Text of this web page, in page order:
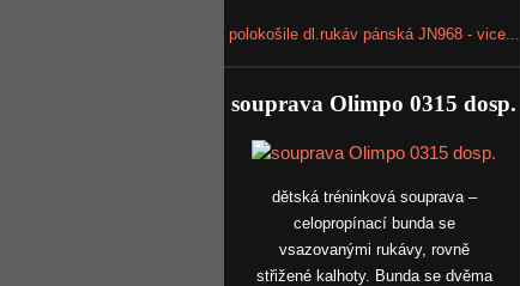
polokošile dl.rukáv pánská JN968 - vice...
souprava Olimpo 0315 dosp.
dětská tréninková souprava –
celopropínací bunda se
vsazovanými rukávy, rovně
střižené kalhoty. Bunda se dvěma